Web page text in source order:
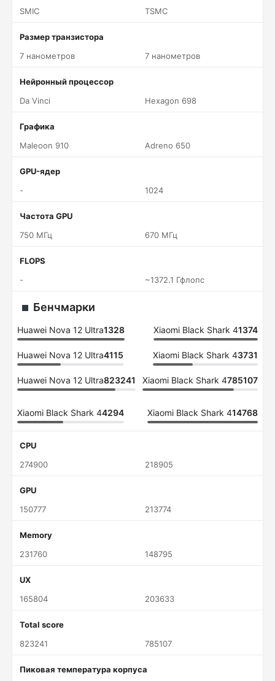
SMIC
TSMC
Размер транзистора
7 нанометров
7 нанометров
Нейронный процессор
Da Vinci
Hexagon 698
Графика
Maleoon 910
Adreno 650
GPU-ядер
-
1024
Частота GPU
750 МГц
670 МГц
FLOPS
-
~1372.1 Гфлопс
Бенчмарки
Huawei Nova 12 Ultra1328 Xiaomi Black Shark 41374
Huawei Nova 12 Ultra4115 Xiaomi Black Shark 43731
Huawei Nova 12 Ultra823241 Xiaomi Black Shark 4785107
Xiaomi Black Shark 44294 Xiaomi Black Shark 414768
CPU
274900
218905
GPU
150777
213774
Memory
231760
148795
UX
165804
203633
Total score
823241
785107
Пиковая температура корпуса